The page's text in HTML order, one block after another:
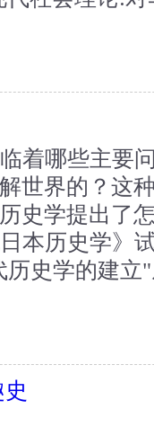
着哪些主要
世界的？这
史学提出了
本历史学》
史学的建立